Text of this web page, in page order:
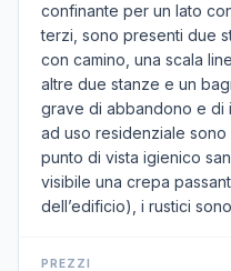
confinante per un lato
terzi, sono presenti due
con camino, una scala
altre due stanze e un
grave di abbandono e di
ad uso residenziale
punto di vista igienico
visibile una crepa
dell’edificio), i rustici
PREZZI